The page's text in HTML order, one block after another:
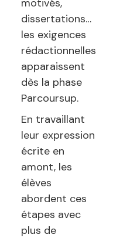
dissertations…
les exigences
rédactionnelles
apparaissent
dès la phase
Parcoursup.
En travaillant
leur expression
écrite en
amont, les
élèves
abordent ces
étapes avec
plus de